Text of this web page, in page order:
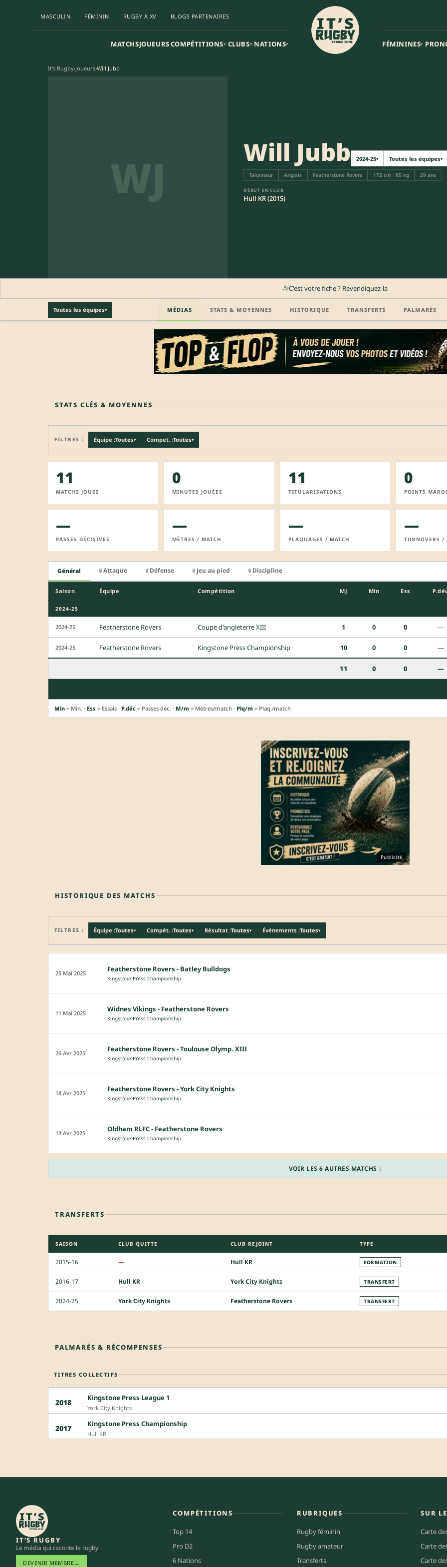
MASCULIN FÉMININ RUGBY À XV BLOGS PARTENAIRES
MATCHSJOUEURSCOMPÉTITIONS▾ CLUBS▾ NATIONS▾ FÉMININES▾
It's Rugby›Joueurs›Will Jubb
WJ Will Jubb 2024-25▾ Toutes les équipes▾
Talonneur Anglais Featherstone Rovers 172 cm · 85 kg 29 ans
DÉBUT EN CLUB
Hull KR (2015)
C'est votre fiche ? Revendiquez-la
MÉDIAS STATS & MOYENNES HISTORIQUE TRANSFERTS PALMARÈS
Toutes les équipes▾
Profil pro · Réservé aux clubs
STATS CLÉS & MOYENNES
FILTRES : Équipe :Toutes▾ Compet. :Toutes▾
11
MATCHS JOUES
0
MINUTES JOUÉES
11
TITULARISATIONS
0
POINTS
—
PASSES DÉCISIVES
—
MÈTRES / MATCH
—
PLAQUAGES / MATCH
—
TURNOVERS /
Général 🔒 Attaque 🔒 Défense 🔒 Jeu au pied 🔒 Discipline
Saison Équipe Compétition MJ Min Ess
2024-25
2024-25 Featherstone Rovers Coupe d'angleterre XIII 1 0 0 —
2024-25 Featherstone Rovers Kingstone Press Championship 10 0 0 —
11 0 0 —
Min = Min. · Ess = Essais · P.déc = Passes déc. · M/m = Mètres/match · Plq/m = Plaq./match
Publicité
HISTORIQUE DES MATCHS
FILTRES : Équipe :Toutes▾ Compét. :Toutes▾ Résultat :Toutes▾ Événements :Toutes▾
25 Mai 2025 Featherstone Rovers - Batley Bulldogs
Kingstone Press Championship
11 Mai 2025 Widnes Vikings - Featherstone Rovers
Kingstone Press Championship
26 Avr 2025 Featherstone Rovers - Toulouse Olymp. XIII
Kingstone Press Championship
18 Avr 2025 Featherstone Rovers - York City Knights
Kingstone Press Championship
13 Avr 2025 Oldham RLFC - Featherstone Rovers
Kingstone Press Championship
VOIR LES 6 AUTRES MATCHS ↓
TRANSFERTS
SAISON CLUB QUITTE CLUB REJOINT TYPE
2015-16 — Hull KR FORMATION
2016-17 Hull KR York City Knights TRANSFERT
2024-25 York City Knights Featherstone Rovers TRANSFERT
PALMARÈS & RÉCOMPENSES
TITRES COLLECTIFS
2018 Kingstone Press League 1
York City Knights
2017 Kingstone Press Championship
Hull KR
IT’S RUGBY
Le média qui raconte le rugby
DEVENIR MEMBRE→
COMPÉTITIONS
Top 14
Pro D2
6 Nations
RUBRIQUES
Rugby féminin
Rugby amateur
Transferts
SUR
Carte
Carte
Carte